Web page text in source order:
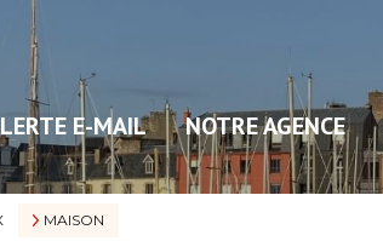
E-MAIL NOTRE AGENCE
MAISON